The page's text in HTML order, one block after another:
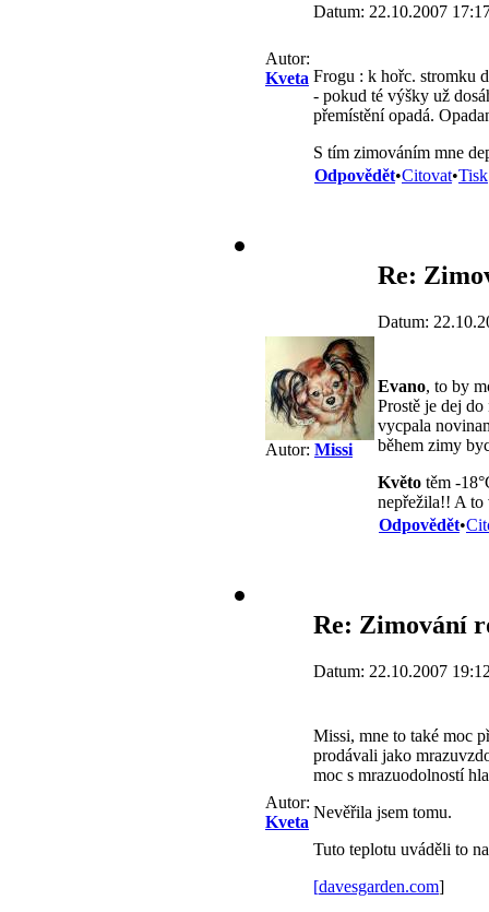
Autor:
Kveta
Datum: 22.10.2007
Frogu : k hořc. stromku
- pokud té výšky už
přemístění opadá.
S tím zimováním mne
Odpovědět•Citovat•Tisk
Autor: Missi
Re:
Datum:
Evano, to by
Prostě je dej
vycpala
během zimy
Květo těm -
nepřežila!! A to
Odpovědět•
Autor:
Kveta
Re: Zimování
Datum: 22.10.2007
Missi, mne to také moc
prodávali jako
moc s mrazuodolností
Nevěřila jsem tomu.
Tuto teplotu uváděli to
[davesgarden.com]